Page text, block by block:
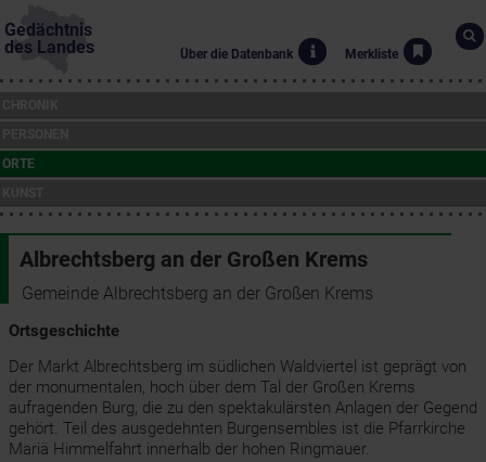
Gedächtnis
des Landes
Über die Datenbank Merkliste
ORTE
Albrechtsberg an der Großen Krems
Gemeinde Albrechtsberg an der Großen Krems
Ortsgeschichte
Der Markt Albrechtsberg im südlichen Waldviertel ist geprägt von
der monumentalen, hoch über dem Tal der Großen Krems
aufragenden Burg, die zu den spektakulärsten Anlagen der Gegend
gehört. Teil des ausgedehnten Burgensembles ist die Pfarrkirche
Mariä Himmelfahrt innerhalb der hohen Ringmauer.